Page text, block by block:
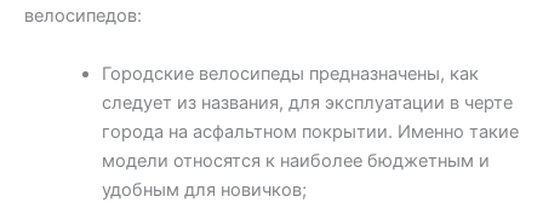
велосипедов:
Городские велосипеды предназначены, как
следует из названия, для эксплуатации в черте
города на асфальтном покрытии. Именно такие
модели относятся к наиболее бюджетным и
удобным для новичков;